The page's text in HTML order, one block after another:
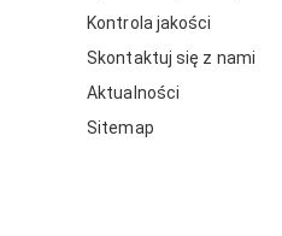
Kontrola jakości
Skontaktuj się z nami
Aktualności
Sitemap